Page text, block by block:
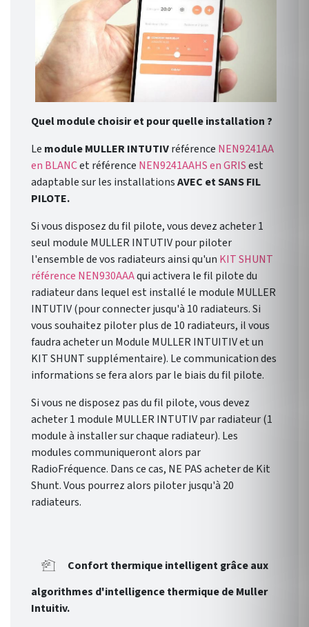
Quel module choisir et pour quelle installation ?
Le module MULLER INTUTIVréférence NEN9241AA
en BLANCet référence NEN9241AAHS en GRISest
adaptable sur les installationsAVEC et SANS FIL
PILOTE.
Si vous disposez du fil pilote, vous devez acheter 1
seul module MULLER INTUTIV pour piloter
l'ensemble de vos radiateurs ainsi qu'un KIT SHUNT
référence NEN930AAAqui activera le fil pilote du
radiateur dans lequel est installé le module MULLER
INTUTIV (pour connecter jusqu'à 10 radiateurs. Si
vous souhaitez piloter plus de 10 radiateurs, il vous
faudra acheter un Module MULLER INTUITIV et un
KIT SHUNT supplémentaire). Le communication des
informations se fera alors par le biais du fil pilote.
Si vous ne disposez pas du fil pilote, vous devez
acheter 1 module MULLER INTUTIV par radiateur (1
module à installer sur chaque radiateur). Les
modules communiqueront alors par
RadioFréquence. Dans ce cas, NE PAS acheter de Kit
Shunt. Vous pourrez alors piloter jusqu'à 20
radiateurs.
Confort thermique intelligent grâce aux
algorithmes d'intelligence thermique de Muller
Intuitiv.